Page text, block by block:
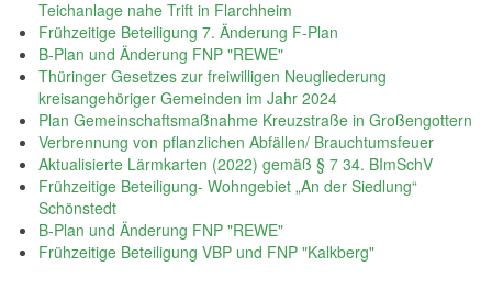
Teichanlage nahe Trift in Flarchheim
Frühzeitige Beteiligung 7. Änderung F-Plan
B-Plan und Änderung FNP "REWE"
Thüringer Gesetzes zur freiwilligen Neugliederung
kreisangehöriger Gemeinden im Jahr 2024
Plan Gemeinschaftsmaßnahme Kreuzstraße in Großengottern
Verbrennung von pflanzlichen Abfällen/ Brauchtumsfeuer
Aktualisierte Lärmkarten (2022) gemäß § 7 34. BImSchV
Frühzeitige Beteiligung- Wohngebiet „An der Siedlung“
Schönstedt
B-Plan und Änderung FNP "REWE"
Frühzeitige Beteiligung VBP und FNP "Kalkberg"